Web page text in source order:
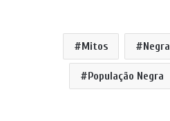
Mitos Negra
População Negra